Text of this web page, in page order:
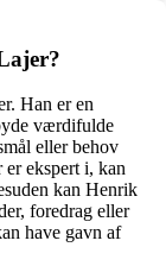
Han er en
værdifulde
eller behov
ekspert i, kan
kan Henrik
foredrag eller
have gavn af